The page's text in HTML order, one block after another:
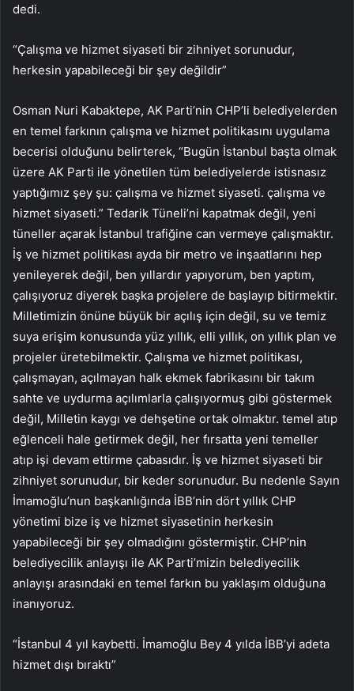
dedi.
“Çalışma ve hizmet siyaseti bir zihniyet sorunudur,
herkesin yapabileceği bir şey değildir”
Osman Nuri Kabaktepe, AK Parti’nin CHP’li belediyelerden
en temel farkının çalışma ve hizmet politikasını uygulama
becerisi olduğunu belirterek, “Bugün İstanbul başta olmak
üzere AK Parti ile yönetilen tüm belediyelerde istisnasız
yaptığımız şey şu: çalışma ve hizmet siyaseti. çalışma ve
hizmet siyaseti.” Tedarik Tüneli’ni kapatmak değil, yeni
tüneller açarak İstanbul trafiğine can vermeye çalışmaktır.
İş ve hizmet politikası ayda bir metro ve inşaatlarını hep
yenileyerek değil, ben yıllardır yapıyorum, ben yaptım,
çalışıyoruz diyerek başka projelere de başlayıp bitirmektir.
Milletimizin önüne büyük bir açılış için değil, su ve temiz
suya erişim konusunda yüz yıllık, elli yıllık, on yıllık plan ve
projeler üretebilmektir. Çalışma ve hizmet politikası,
çalışmayan, açılmayan halk ekmek fabrikasını bir takım
sahte ve uydurma açılımlarla çalışıyormuş gibi göstermek
değil, Milletin kaygı ve dehşetine ortak olmaktır. temel atıp
eğlenceli hale getirmek değil, her fırsatta yeni temeller
atıp işi devam ettirme çabasıdır. İş ve hizmet siyaseti bir
zihniyet sorunudur, bir keder sorunudur. Bu nedenle Sayın
İmamoğlu’nun başkanlığında İBB’nin dört yıllık CHP
yönetimi bize iş ve hizmet siyasetinin herkesin
yapabileceği bir şey olmadığını göstermiştir. CHP’nin
belediyecilik anlayışı ile AK Parti’mizin belediyecilik
anlayışı arasındaki en temel farkın bu yaklaşım olduğuna
inanıyoruz.
“İstanbul 4 yıl kaybetti. İmamoğlu Bey 4 yılda İBB’yi adeta
hizmet dışı bıraktı”